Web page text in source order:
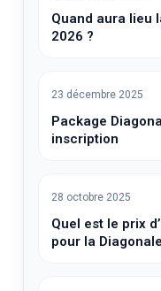
Quand aura lieu
2026 ?
23 décembre 2025
Package
inscription
28 octobre 2025
Quel est le prix
pour la